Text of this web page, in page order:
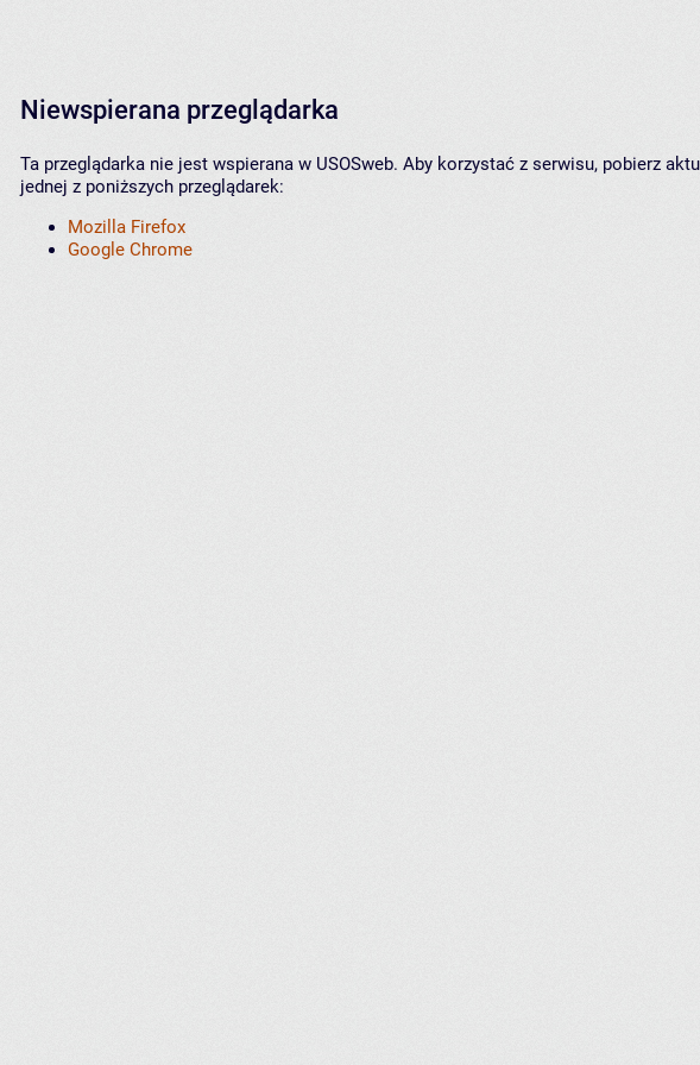
Niewspierana przeglądarka
Ta przeglądarka nie jest wspierana w USOSweb. Aby korzystać z serwisu, pobierz
jednej z poniższych przeglądarek:
Mozilla Firefox
Google Chrome